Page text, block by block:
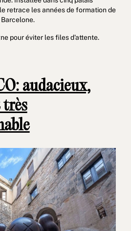
retrace les années de formation de
pour éviter les files d'attente.
audacieux,